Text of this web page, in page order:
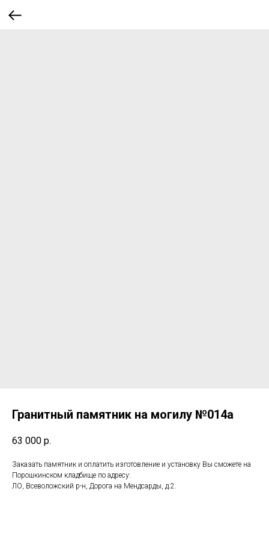
Гранитный памятник на могилу №014а
63 000 р.
Заказать памятник и оплатить изготовление и установку Вы сможете на
Порошкинском кладбище по адресу:
ЛО, Всеволожский р-н, Дорога на Мендсарды, д.2.